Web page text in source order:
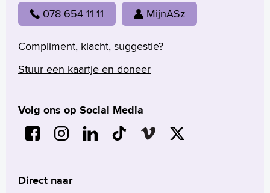
Polski
Türkçe
Arabisch
078 654 11 11 MijnASz
Compliment, klacht, suggestie?
Stuur een kaartje en doneer
Volg ons op Social Media
Direct naar